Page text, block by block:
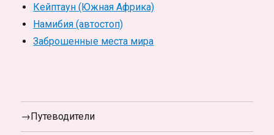
Кейптаун (Южная Африка)
Намибия (автостоп)
Заброшенные места мира
→Путеводители